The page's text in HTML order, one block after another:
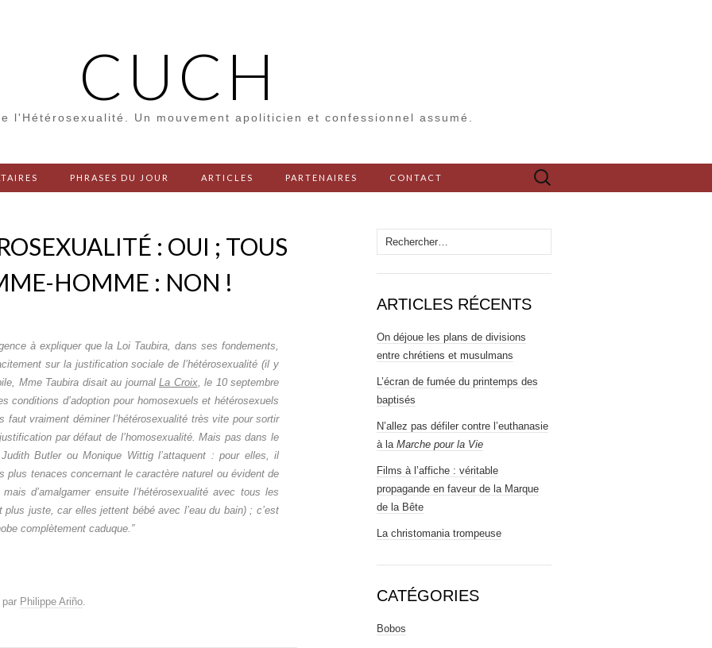
CUCH
l'Hétérosexualité. Un mouvement apoliticien et confessionnel assumé.
PHRASES DU JOUR ARTICLES PARTENAIRES CONTACT Rechercher :
: OUI ; TOUS
HOMME : NON !
à expliquer que laLoi Taubira, dans ses fondements,
sur la justification sociale de l’hétérosexualité (il y
Mme Taubira disait au journalLa Croix, le 10 septembre
conditions d’adoption pour homosexuels et hétérosexuels
faut vraiment déminer l’hétérosexualité très vite pour sortir
par défaut de l’homosexualité. Mais pas dans le
Butler ou Monique Wittig l’attaquent : pour elles, il
plus tenaces concernant le caractère naturel ou évident de
d’amalgamer ensuite l’hétérosexualité avec tous les
juste, car elles jettent bébé avec l’eau du bain) ; c’est
complètement caduque.”
par Philippe Ariño.
Rechercher :
ARTICLES RÉCENTS
On déjoue les plans de divisions
entre chrétiens et musulmans
L’écran de fumée du printemps des
baptisés
N’allez pas défiler contre l’euthanasie
à la Marche pour la Vie
Films à l’affiche : véritable
propagande en faveur de la Marque
de la Bête
La christomania trompeuse
CATÉGORIES
Bobos